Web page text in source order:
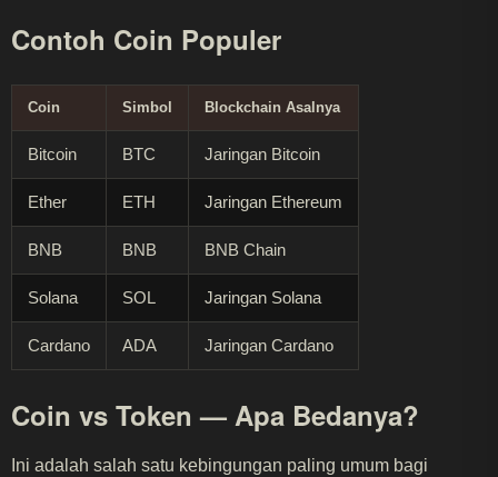
Contoh Coin Populer
Coin Simbol Blockchain Asalnya
Bitcoin BTC Jaringan Bitcoin
Ether ETH Jaringan Ethereum
BNB BNB BNB Chain
Solana SOL Jaringan Solana
Cardano ADA Jaringan Cardano
Coin vs Token — Apa Bedanya?
Ini adalah salah satu kebingungan paling umum bagi